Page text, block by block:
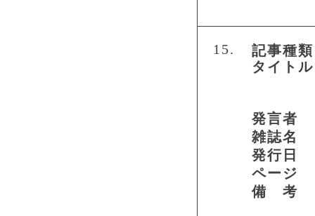
15.
記事種類
タイトル
発言者
雑誌名
発行日
ページ
備 考